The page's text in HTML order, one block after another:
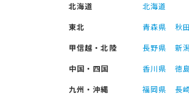
北海道
北海道
東北
青森県 秋
甲信越・北陸
長野県 新
中国・四国
香川県 徳
九州・沖縄
福岡県 長